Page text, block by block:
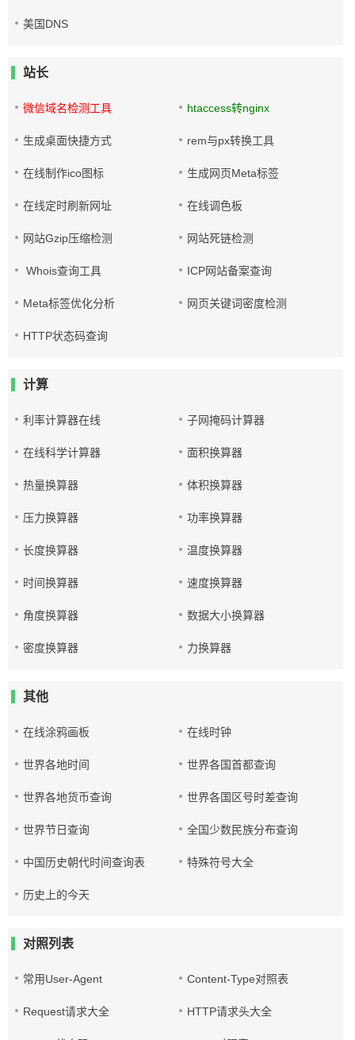
美国DNS
站长
微信域名检测工具 htaccess转nginx
生成桌面快捷方式 rem与px转换工具
在线制作ico图标 生成网页Meta标签
在线定时刷新网址 在线调色板
网站Gzip压缩检测 网站死链检测
Whois查询工具 ICP网站备案查询
Meta标签优化分析 网页关键词密度检测
HTTP状态码查询
计算
利率计算器在线 子网掩码计算器
在线科学计算器 面积换算器
热量换算器 体积换算器
压力换算器 功率换算器
长度换算器 温度换算器
时间换算器 速度换算器
角度换算器 数据大小换算器
密度换算器 力换算器
其他
在线涂鸦画板 在线时钟
世界各地时间 世界各国首都查询
世界各地货币查询 世界各国区号时差查询
世界节日查询 全国少数民族分布查询
中国历史朝代时间查询表 特殊符号大全
历史上的今天
对照列表
常用User-Agent Content-Type对照表
Request请求大全 HTTP请求头大全